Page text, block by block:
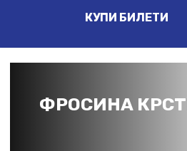
КУПИ БИЛЕТИ
ФРОСИНА